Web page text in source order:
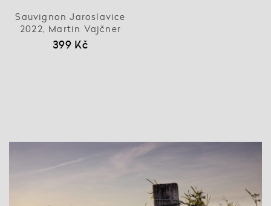
Sauvignon Jaroslavice
2022, Martin Vajčner
399 Kč